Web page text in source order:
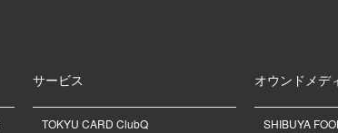
サービス
TOKYU CARD ClubQ
オウンドメデ
SHIBUYA